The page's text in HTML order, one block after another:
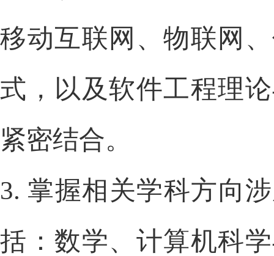
移动互联网、物联网
式，以及软件工程理
紧密结合。
3. 掌握相关学科方向
括：数学、计算机科